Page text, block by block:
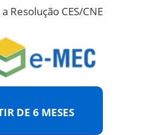
Resolução CES/CNE
DE 6 MESES